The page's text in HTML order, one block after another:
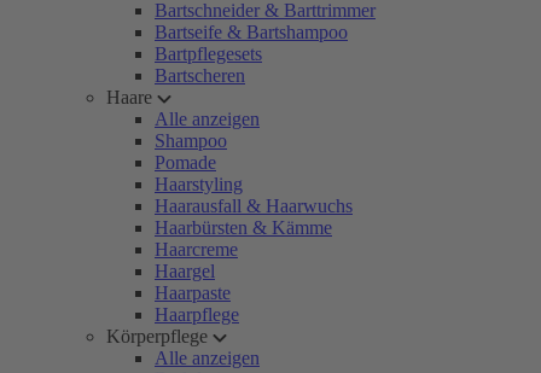
Bartschneider & Barttrimmer
Bartseife & Bartshampoo
Bartpflegesets
Bartscheren
Haare
Alle anzeigen
Shampoo
Pomade
Haarstyling
Haarausfall & Haarwuchs
Haarbürsten & Kämme
Haarcreme
Haargel
Haarpaste
Haarpflege
Körperpflege
Alle anzeigen